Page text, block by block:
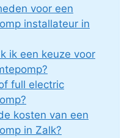
voor een
installateur in
ik een keuze voor
full electric
kosten van een
in Zalk?